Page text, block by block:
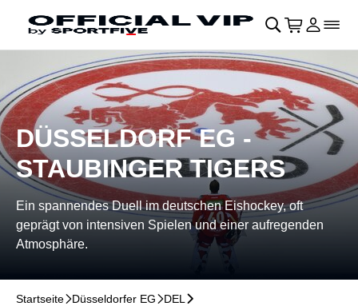
Navigation überspringen􀄫
􀊫 􀍩 Login
􀉩􀌇
DÜSSELDORF EG -
STAUBINGER TIGERS
Ein spannendes Duell im deutschen Eishockey, oft
geprägt von intensiven Spielen und einer aufregenden
Atmosphäre.
Startseite􀆊Düsseldorfer EG􀆊DEL 􀆊